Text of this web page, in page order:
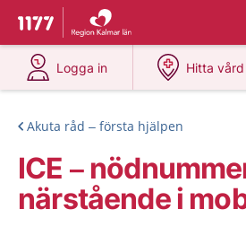
Till startsidan för 1177
Du har valt region
Logga in
på 1177.se
Hitta vård
på
Akuta råd – första hjälpen
ICE –
närstående i